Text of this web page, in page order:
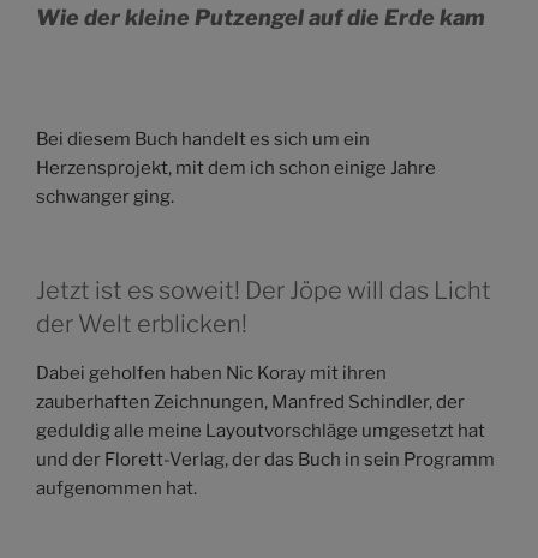
Wie der kleine Putzengel auf die Erde kam
Bei diesem Buch handelt es sich um ein
Herzensprojekt, mit dem ich schon einige Jahre
schwanger ging.
Jetzt ist es soweit! Der Jöpe will das Licht
der Welt erblicken!
Dabei geholfen haben Nic Koray mit ihren
zauberhaften Zeichnungen, Manfred Schindler, der
geduldig alle meine Layoutvorschläge umgesetzt hat
und der Florett-Verlag, der das Buch in sein Programm
aufgenommen hat.